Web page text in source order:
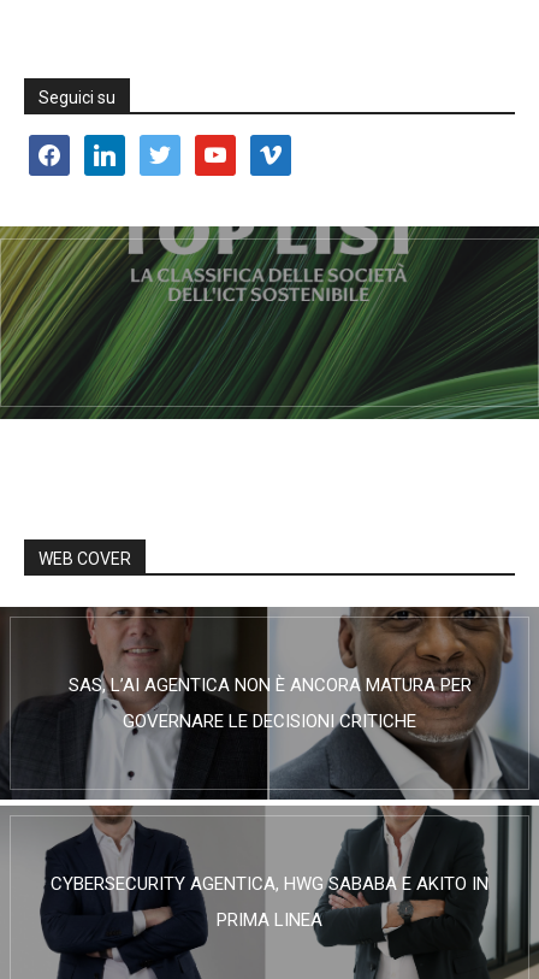
Seguici su
facebooklinkedin twitter youtube vimeo
WEB COVER
SAS, L’AI AGENTICA NON È ANCORA MATURA PER
GOVERNARE LE DECISIONI CRITICHE
CYBERSECURITY AGENTICA, HWG SABABA E AKITO IN
PRIMA LINEA